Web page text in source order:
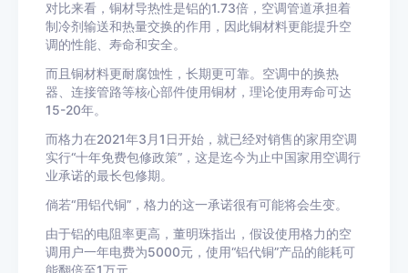
对比来看，铜材导热性是铝的1.73倍，空调管道承担着
制冷剂输送和热量交换的作用，因此铜材料更能提升空
调的性能、寿命和安全。
而且铜材料更耐腐蚀性，长期更可靠。空调中的换热
器、连接管路等核心部件使用铜材，理论使用寿命可达
15-20年。
而格力在2021年3月1日开始，就已经对销售的家用空调
实行“十年免费包修政策”，这是迄今为止中国家用空调行
业承诺的最长包修期。
倘若“用铝代铜”，格力的这一承诺很有可能将会生变。
由于铝的电阻率更高，董明珠指出，假设使用格力的空
调用户一年电费为5000元，使用“铝代铜”产品的能耗可